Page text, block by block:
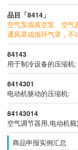
品目「8414」
空气泵或真空泵、空气
通风罩或循环气罩，不
84143
用于制冷设备的压缩机:
8414301
电动机驱动的压缩机:
84143014
空气调节器用,电动机
商品申报实例汇总